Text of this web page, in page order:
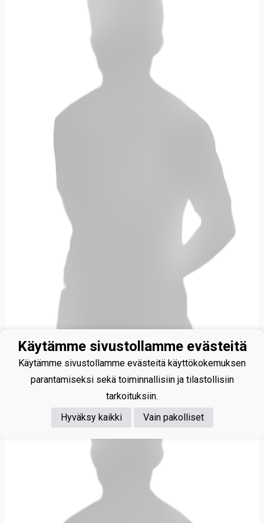
Airaksinen Samuel
Käytämme sivustollamme evästeitä
Käytämme sivustollamme evästeitä käyttökokemuksen
parantamiseksi sekä toiminnallisiin ja tilastollisiin
tarkoituksiin.
Hyväksy kaikki
Vain pakolliset